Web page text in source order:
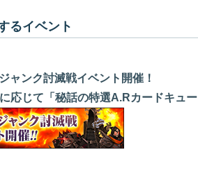
るイベント
ャンク討滅戦イベント開催！
応じて「秘話の特選A.Rカードキュ